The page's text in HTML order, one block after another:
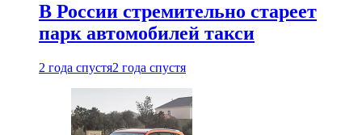
В России стремительно стареет
парк автомобилей такси
2 года спустя2 года спустя